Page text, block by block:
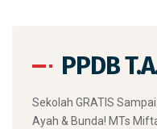
PPDB
​Sekolah GRATIS
Ayah & Bunda! MTs